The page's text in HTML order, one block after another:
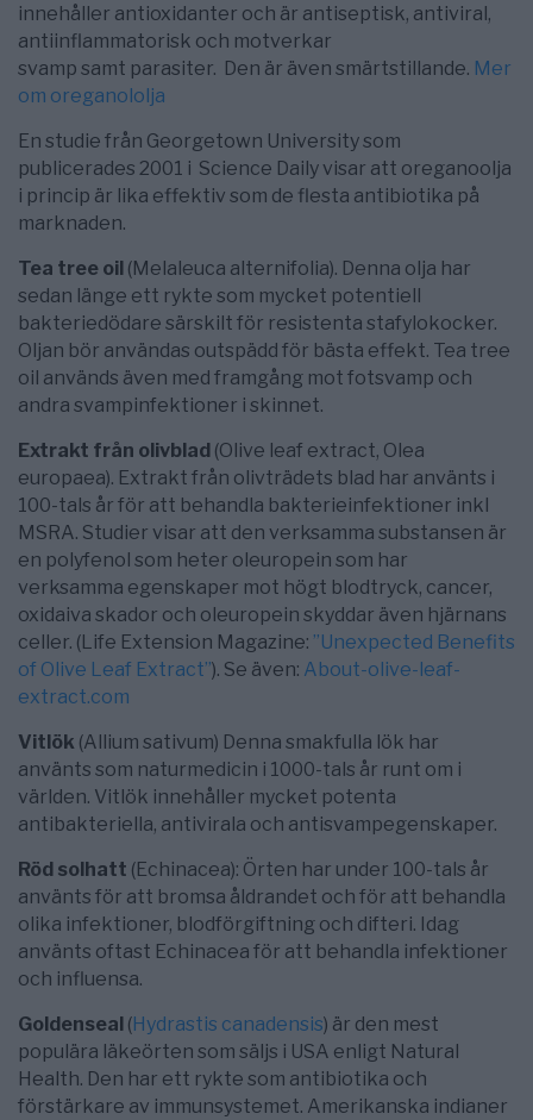
innehåller antioxidanter och är antiseptisk, antiviral,
antiinflammatorisk och motverkar
svamp samt parasiter. Den är även smärtstillande. Mer
om oreganololja
En studie från Georgetown University som
publicerades 2001 i Science Daily visar att oreganoolja
i princip är lika effektiv som de flesta antibiotika på
marknaden.
Tea tree oil (Melaleuca alternifolia). Denna olja har
sedan länge ett rykte som mycket potentiell
bakteriedödare särskilt för resistenta stafylokocker.
Oljan bör användas outspädd för bästa effekt. Tea tree
oil används även med framgång mot fotsvamp och
andra svampinfektioner i skinnet.
Extrakt från olivblad (Olive leaf extract, Olea
europaea). Extrakt från olivträdets blad har använts i
100-tals år för att behandla bakterieinfektioner inkl
MSRA. Studier visar att den verksamma substansen är
en polyfenol som heter oleuropein som har
verksamma egenskaper mot högt blodtryck, cancer,
oxidaiva skador och oleuropein skyddar även hjärnans
celler. (Life Extension Magazine: ”Unexpected Benefits
of Olive Leaf Extract”). Se även: About-olive-leaf-
extract.com
Vitlök (Allium sativum) Denna smakfulla lök har
använts som naturmedicin i 1000-tals år runt om i
världen. Vitlök innehåller mycket potenta
antibakteriella, antivirala och antisvampegenskaper.
Röd solhatt (Echinacea): Örten har under 100-tals år
använts för att bromsa åldrandet och för att behandla
olika infektioner, blodförgiftning och difteri. Idag
använts oftast Echinacea för att behandla infektioner
och influensa.
Goldenseal (Hydrastis canadensis) är den mest
populära läkeörten som säljs i USA enligt Natural
Health. Den har ett rykte som antibiotika och
förstärkare av immunsystemet. Amerikanska indianer